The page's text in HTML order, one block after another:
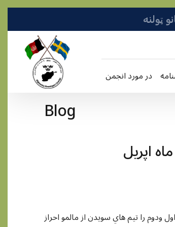
در مورد انجمن
Blog
اپريل
اول ودوم را تيم هاي سويدن از مالمو احراز